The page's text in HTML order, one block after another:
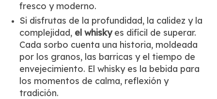
fresco y moderno.
Si disfrutas de la profundidad, la calidez y la
complejidad, el whiskyes difícil de superar.
Cada sorbo cuenta una historia, moldeada
por los granos, las barricas y el tiempo de
envejecimiento. El whisky es la bebida para
los momentos de calma, reflexión y
tradición.